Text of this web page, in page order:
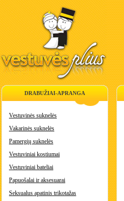
DRABUŽIAI-APRANGA
Vestuvinės suknelės
Vakarinės suknelės
Pamergių suknelės
Vestuviniai kostiumai
Vestuviniai bateliai
Papuošalai ir aksesuarai
Seksualus apatinis trikotažas